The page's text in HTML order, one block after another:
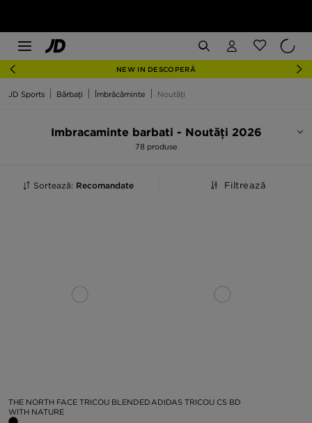
NEW IN DESCOPERĂ
JD Sports Bărbați Îmbrăcăminte Noutăți
Imbracaminte barbati - Noutăți 2026
78 produse
Sortează: Recomandate Filtrează
THE NORTH FACE TRICOU BLENDED
WITH NATURE
ADIDAS TRICOU CS BD